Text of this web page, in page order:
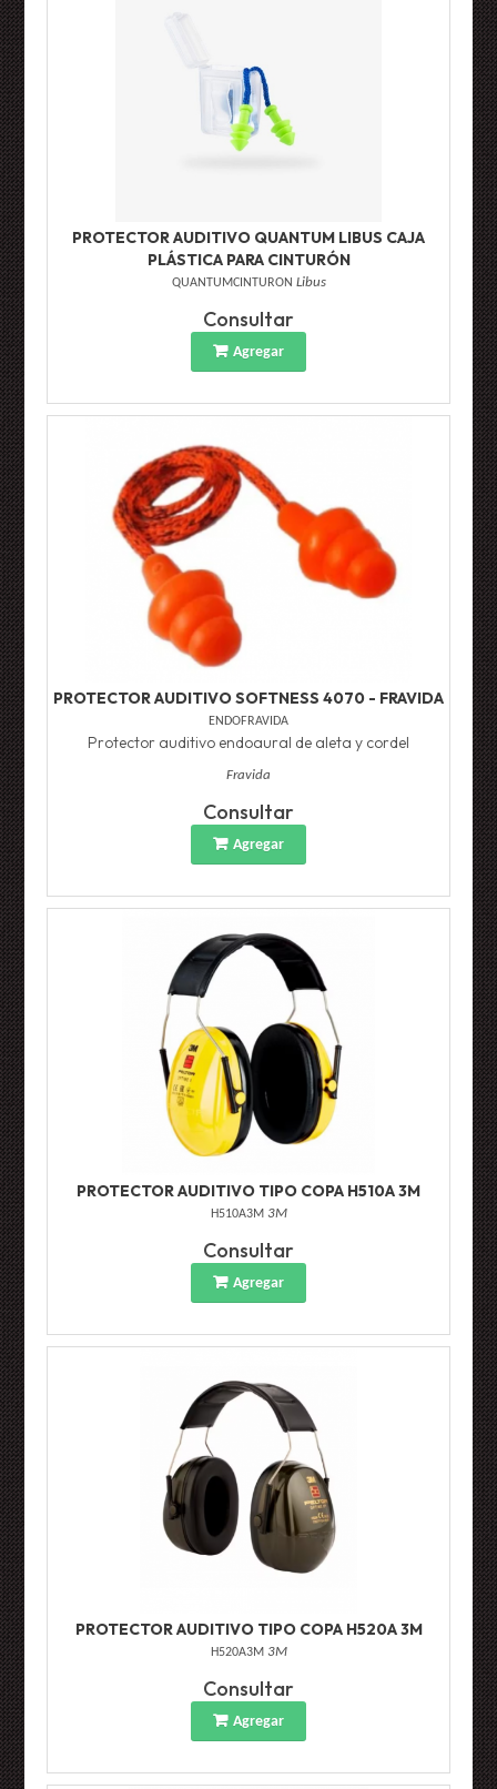
PROTECTOR AUDITIVO QUANTUM LIBUS CAJA
PLÁSTICA PARA CINTURÓN
QUANTUMCINTURON Libus
Consultar
Agregar
PROTECTOR AUDITIVO SOFTNESS 4070 - FRAVIDA
ENDOFRAVIDA
Protector auditivo endoaural de aleta y cordel
Fravida
Consultar
Agregar
PROTECTOR AUDITIVO TIPO COPA H510A 3M
H510A3M 3M
Consultar
Agregar
PROTECTOR AUDITIVO TIPO COPA H520A 3M
H520A3M 3M
Consultar
Agregar